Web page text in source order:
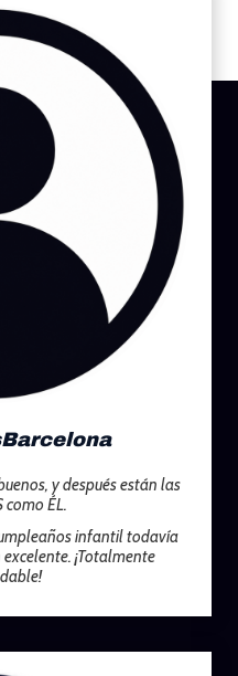
y después están las
como ÉL.
infantil todavía
¡Totalmente